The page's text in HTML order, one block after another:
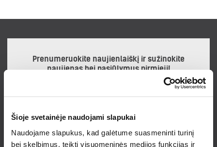
Šioje svetainėje naudojami slapukai
Naudojame slapukus, kad galėtume suasmeninti turinį
bei skelbimus, teikti visuomeninės medijos funkcijas ir
Prenumeruokite naujienlaiškį ir sužinokite
naujienas bei pasiūlymus pirmieji!
Prenumeruodamas naujienlaiškį sutinku su